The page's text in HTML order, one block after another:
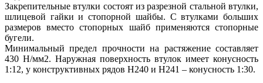
Закрепительные втулки состоят из разрезной стальной втулки,
шлицевой гайки и стопорной шайбы. С втулками больших
размеров вместо стопорных шайб применяются стопорные
бугели.
Минимальный предел прочности на растяжение составляет
430 Н/мм2. Наружная поверхность втулок имеет конусность
1:12, у конструктивных рядов H240 и H241 – конусность 1:30.